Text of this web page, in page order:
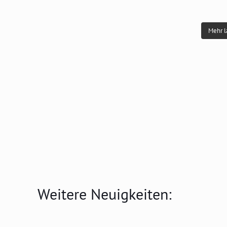
Mehr
Weitere Neuigkeiten: